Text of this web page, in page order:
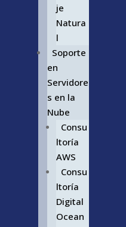
je
Natura
l
Soporte
en
Servidore
s en la
Nube
Consu
ltoría
AWS
Consu
ltoría
Digital
Ocean